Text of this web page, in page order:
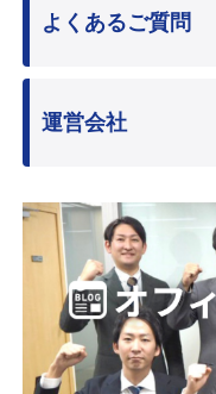
よくあるご質問
運営会社